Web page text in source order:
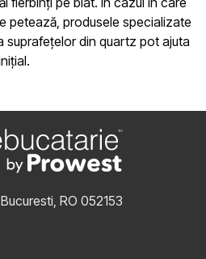
petează, produsele specializate
suprafețelor din quartz pot ajuta
Bucuresti, RO 052153